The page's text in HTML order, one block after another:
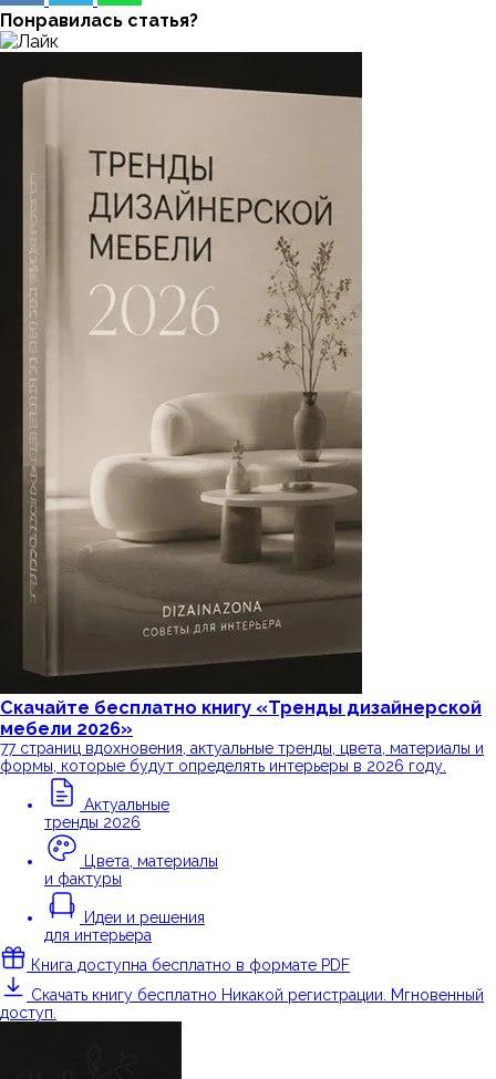
Понравилась статья?
Скачайте бесплатно книгу «Тренды дизайнерской
мебели 2026»
77 страниц вдохновения, актуальные тренды, цвета, материалы и
формы, которые будут определять интерьеры в 2026 году.
Актуальные
тренды 2026
Цвета, материалы
и фактуры
Идеи и решения
для интерьера
Книга доступна бесплатно в формате PDF
Скачать книгу бесплатно Никакой регистрации. Мгновенный
доступ.